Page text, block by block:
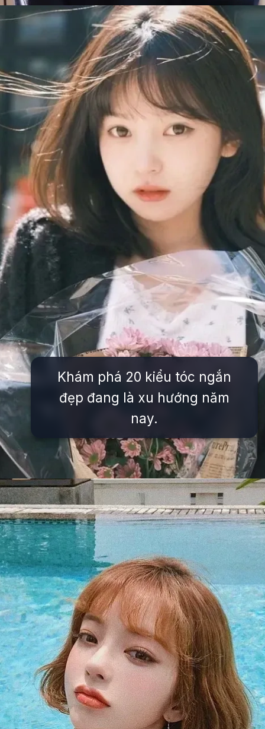
https://issiloo.edu.vn/gai-xinh-toc-ngang-vai
Khám phá 20 kiểu tóc ngắn
đẹp đang là xu hướng năm
nay.
Đang mở